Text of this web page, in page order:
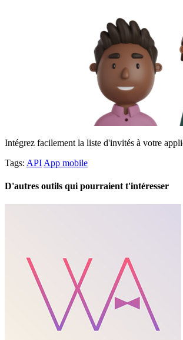
Intégrez facilement la liste d'invités à votre
Tags: API App mobile
D'autres outils qui pourraient t'intéresser